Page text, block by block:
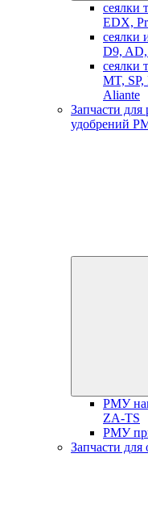
сеялки
EDX,
сеялки
D9, AD,
сеялки
MT, SP,
Aliante
Запчасти
удобрений
РМУ
ZA-TS
РМУ
Запчасти для